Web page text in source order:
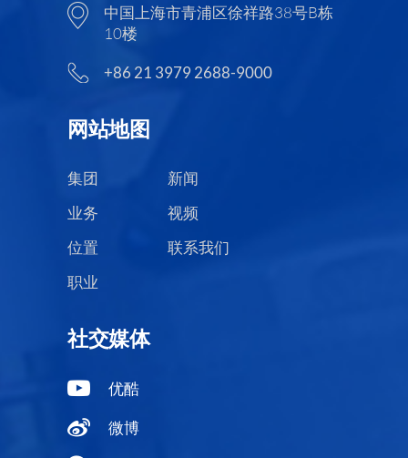
中国上海市青浦区徐祥路38号B栋
10楼
+86 21 3979 2688-9000
网站地图
集团
新闻
业务
视频
位置
联系我们
职业
社交媒体
优酷
微博